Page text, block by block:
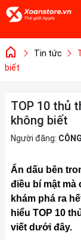
Tin tức
biết
TOP 10 thủ
không biết
Người đăng:
Ẩn dấu bên
điều bí mật mà
khám phá ra
hiểu TOP 10
viết dưới đây.